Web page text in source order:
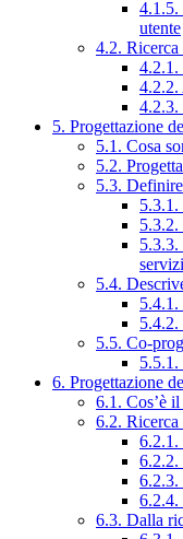
4.1.5.
utente
4.2. Ricerca
4.2.1.
4.2.2.
4.2.3.
5. Progettazione
5.1. Cosa
5.2.
5.3.
5.3.2.
5.4.
5.4.1.
5.4.2.
5.5. Co-
5.5.1.
6. Progettazione
6.1. Cos’è
6.2.
6.2.1.
6.2.2.
6.2.3.
6.2.4.
6.3. Dalla